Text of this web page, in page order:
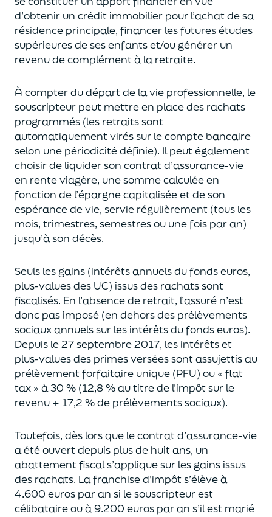
d’obtenir un crédit immobilier pour l’achat desa
résidence principale, financer les futures études
supérieures de ses enfantset/ou générer un
revenu de complément à la retraite.
À compter du départ de la vie professionnelle, le
souscripteur peut mettre en place des rachats
programmés (les retraits sont
automatiquement virés sur le compte bancaire
selon une périodicité définie). Il peut également
choisirde liquider son contrat d’assurance-vie
en rente viagère, une somme calculée en
fonction de l’épargne capitalisée et deson
espérance de vie, servie régulièrement (tous les
mois, trimestres, semestres ou une fois par an)
jusqu’à son décès.
Seuls les gains (intérêts annuels du fonds euros,
plus-values des UC) issus des rachats sont
fiscalisés. En l’absence de retrait, l’assuré n’est
donc pas imposé (en dehors des prélèvements
sociaux annuels sur les intérêts du fonds euros).
Depuis le 27 septembre 2017, les intérêts et
plus-values des primes verséessont assujettis au
prélèvement forfaitaire unique (PFU) ou « flat
tax » à 30 % (12,8 % au titre de l’impôt sur le
revenu + 17,2 % de prélèvements sociaux).
Toutefois, dès lors que le contrat d’assurance-vie
a été ouvert depuis plus de huit ans, un
abattement fiscal s’applique sur les gains issus
des rachats. La franchise d’impôts’élève à
4.600 euros par an si le souscripteurest
célibataire ou à 9.200 euros par an s’il est marié